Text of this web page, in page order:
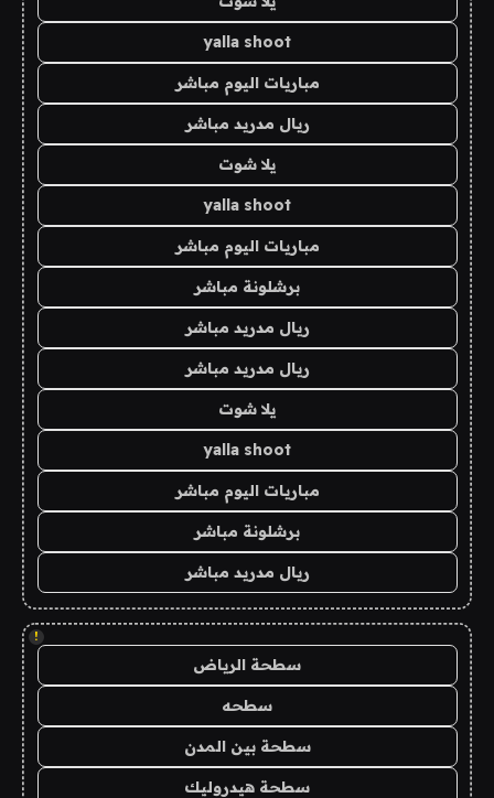
yalla shoot
مباريات اليوم مباشر
ريال مدريد مباشر
يلا شوت
yalla shoot
مباريات اليوم مباشر
برشلونة مباشر
ريال مدريد مباشر
ريال مدريد مباشر
يلا شوت
yalla shoot
مباريات اليوم مباشر
برشلونة مباشر
ريال مدريد مباشر
!
سطحة الرياض
سطحه
سطحة بين المدن
سطحة هيدروليك